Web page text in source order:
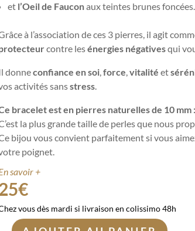
et l’Oeil de Fauconaux teintes brunes foncées.
à l’association de ces 3 pierres, il agit
contre lesénergies négativesqui
donneconfiance en soi,force,vitalité et
activités sansstress.
bracelet est en pierres naturelles de 10 mm :
la plus grande taille de perles que nous
bijou vous convient parfaitement si vous
poignet.
savoir +
€
vous dès mardi si livraison en colissimo 48h